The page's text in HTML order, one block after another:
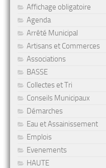
Affichage obligatoire
Agenda
Arrêté Municipal
Artisans et Commerces
Associations
BASSE
Collectes et Tri
Conseils Municipaux
Démarches
Eau et Assainissement
Emplois
Evenements
HAUTE